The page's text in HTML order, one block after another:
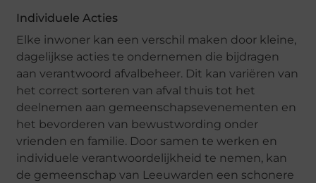
Individuele Acties
Elke inwoner kan een verschil maken door kleine,
dagelijkse acties te ondernemen die bijdragen
aan verantwoord afvalbeheer. Dit kan variëren van
het correct sorteren van afval thuis tot het
deelnemen aan gemeenschapsevenementen en
het bevorderen van bewustwording onder
vrienden en familie. Door samen te werken en
individuele verantwoordelijkheid te nemen, kan
de gemeenschap van Leeuwarden een schonere